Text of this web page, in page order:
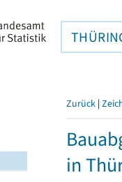
Zurück |
in